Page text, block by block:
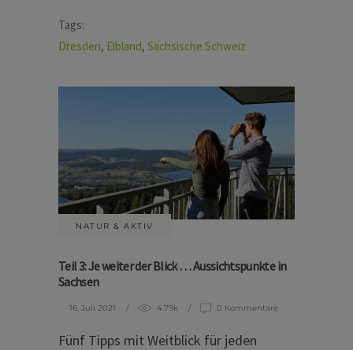
Tags:
Dresden, Elbland, Sächsische Schweiz
NATUR & AKTIV
Teil 3: Je weiter der Blick … Aussichtspunkte in
Sachsen
16. Juli 2021 4.79k 0 Kommentare
Fünf Tipps mit Weitblick für jeden